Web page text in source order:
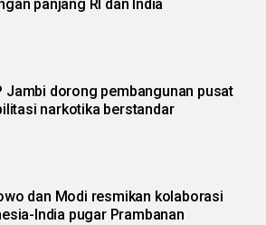
panjang RI dan India
Jambi dorong pembangunan pusat
narkotika berstandar
dan Modi resmikan kolaborasi
India pugar Prambanan